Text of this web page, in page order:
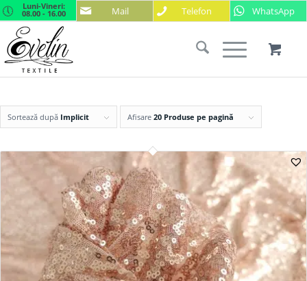
Mail Telefon WhatsApp
Luni-Vineri:
08.00 - 16.00
Sortează după Implicit Afisare 20 Produse pe pagină